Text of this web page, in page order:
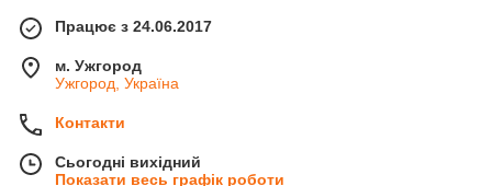
Працює з 24.06.2017
м. Ужгород
Ужгород, Україна
Контакти
Сьогодні вихідний
Показати весь графік роботи